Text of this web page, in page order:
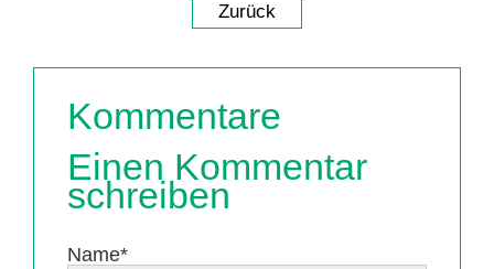
Zurück
Kommentare
Einen Kommentar
schreiben
Pflichtfeld
Name*